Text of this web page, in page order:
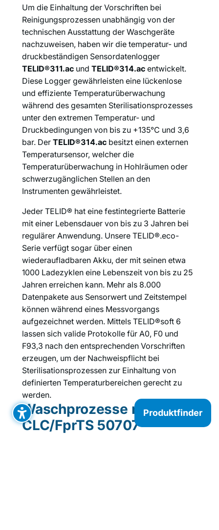
Um die Einhaltung der Vorschriften bei
Reinigungsprozessen unabhängig von der
technischen Ausstattung der Waschgeräte
nachzuweisen, haben wir die temperatur- und
druckbeständigen Sensordatenlogger
TELID®311.acund TELID®314.acentwickelt.
Diese Logger gewährleisten eine lückenlose
und effiziente Temperaturüberwachung
während des gesamten Sterilisationsprozesses
unter den extremen Temperatur- und
Druckbedingungen von bis zu +135°C und 3,6
bar. Der TELID®314.acbesitzt einen externen
Temperatursensor, welcher die
Temperaturüberwachung in Hohlräumen oder
schwerzugänglichen Stellen an den
Instrumenten gewährleistet.
Jeder TELID® hat eine festintegrierte Batterie
mit einer Lebensdauer von bis zu 3 Jahren bei
regulärer Anwendung. Unsere TELID®.eco-
Serie verfügt sogar über einen
wiederaufladbaren Akku, der mit seinen etwa
1000 Ladezyklen eine Lebenszeit von bis zu 25
Jahren erreichen kann. Mehr als 8.000
Datenpakete aus Sensorwert und Zeitstempel
können während eines Messvorgangs
aufgezeichnet werden. Mittels TELID®soft 6
lassen sich valide Protokolle für A0, F0 und
F93,3 nach den entsprechenden Vorschriften
erzeugen, um der Nachweispflicht bei
Sterilisationsprozessen zur Einhaltung von
definierten Temperaturbereichen gerecht zu
werden.
Waschprozesse nach
CLC/FprTS 50707
Produktfinder